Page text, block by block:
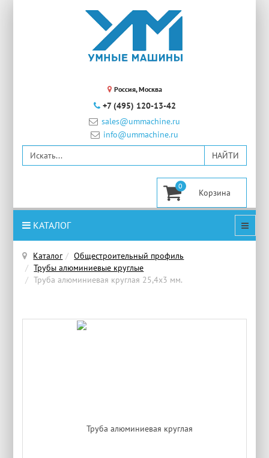
Россия, Москва
+7 (495) 120-13-42
sales@ummachine.ru
info@ummachine.ru
0
КАТАЛОГ
Каталог
Общестроительный профиль
Трубы алюминиевые круглые
Труба алюминиевая круглая 25,4x3 мм.